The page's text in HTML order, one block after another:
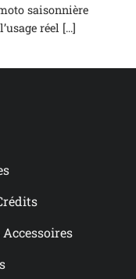
saisonnière
réel [...]